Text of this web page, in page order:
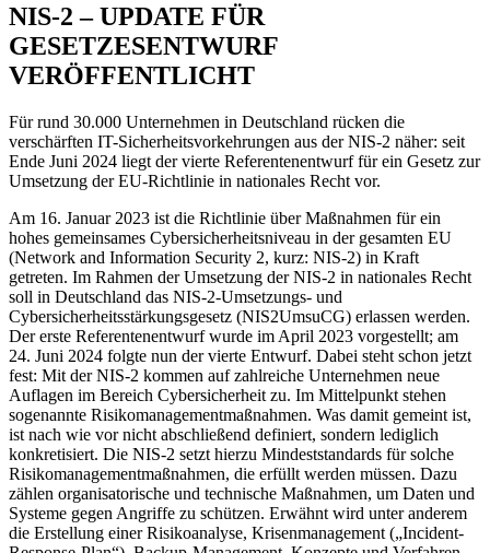
NIS-2 – UPDATE FÜR
GESETZESENTWURF
VERÖFFENTLICHT
Für rund 30.000 Unternehmen in Deutschland rücken die
verschärften IT-Sicherheitsvorkehrungen aus der NIS-2 näher: seit
Ende Juni 2024 liegt der vierte Referentenentwurf für ein Gesetz zur
Umsetzung der EU-Richtlinie in nationales Recht vor.
Am 16. Januar 2023 ist die Richtlinie über Maßnahmen für ein
hohes gemeinsames Cybersicherheitsniveau in der gesamten EU
(Network and Information Security 2, kurz: NIS-2) in Kraft
getreten. Im Rahmen der Umsetzung der NIS-2 in nationales Recht
soll in Deutschland das NIS-2-Umsetzungs- und
Cybersicherheitsstärkungsgesetz (NIS2UmsuCG) erlassen werden.
Der erste Referentenentwurf wurde im April 2023 vorgestellt; am
24. Juni 2024 folgte nun der vierte Entwurf. Dabei steht schon jetzt
fest: Mit der NIS-2 kommen auf zahlreiche Unternehmen neue
Auflagen im Bereich Cybersicherheit zu. Im Mittelpunkt stehen
sogenannte Risikomanagementmaßnahmen. Was damit gemeint ist,
ist nach wie vor nicht abschließend definiert, sondern lediglich
konkretisiert. Die NIS-2 setzt hierzu Mindeststandards für solche
Risikomanagementmaßnahmen, die erfüllt werden müssen. Dazu
zählen organisatorische und technische Maßnahmen, um Daten und
Systeme gegen Angriffe zu schützen. Erwähnt wird unter anderem
die Erstellung einer Risikoanalyse, Krisenmanagement („Incident-